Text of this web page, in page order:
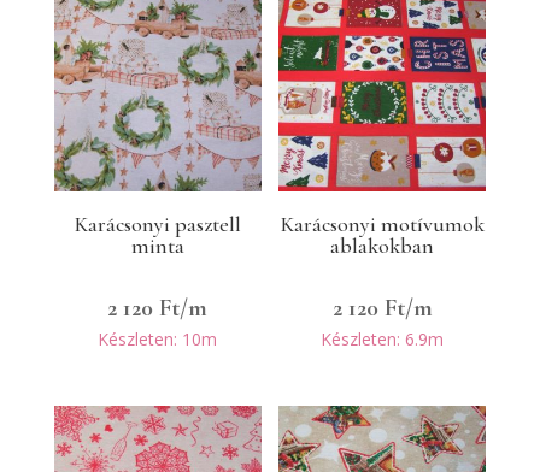
Karácsonyi pasztell
minta
2 120 Ft/m
Készleten: 10m
Karácsonyi motívumok
ablakokban
2 120 Ft/m
Készleten: 6.9m